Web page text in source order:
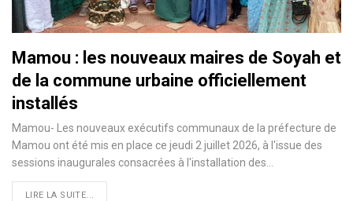
Mamou : les nouveaux maires de Soyah et
de la commune urbaine officiellement
installés
Mamou- Les nouveaux exécutifs communaux de la préfecture de
Mamou ont été mis en place ce jeudi 2 juillet 2026, à l'issue des
sessions inaugurales consacrées à l'installation des…
LIRE LA SUITE...